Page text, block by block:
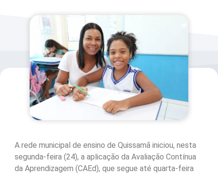
A rede municipal de ensino de Quissamã iniciou, nesta
segunda-feira (24), a aplicação da Avaliação Contínua
da Aprendizagem (CAEd), que segue até quarta-feira